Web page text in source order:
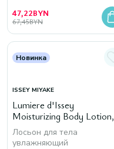
47,22BYN
67,45BYN
Новинка
ISSEY MIYAKE
Lumiere d'Issey
Moisturizing Body Lotion,
200 мл
Лосьон для тела
увлажняющий